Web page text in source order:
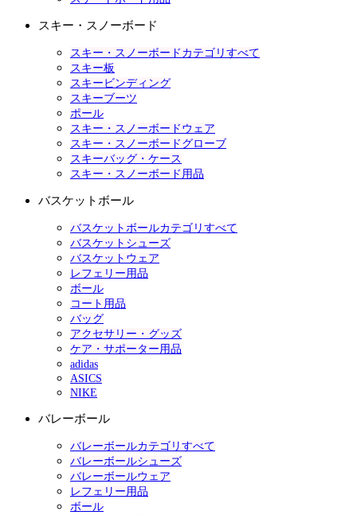
スキー・スノーボード
スキー・スノーボードカテゴリすべて
スキー板
スキービンディング
スキーブーツ
ポール
スキー・スノーボードウェア
スキー・スノーボードグローブ
スキーバッグ・ケース
スキー・スノーボード用品
バスケットボール
バスケットボールカテゴリすべて
バスケットシューズ
バスケットウェア
レフェリー用品
ボール
コート用品
バッグ
アクセサリー・グッズ
ケア・サポーター用品
adidas
ASICS
NIKE
バレーボール
バレーボールカテゴリすべて
バレーボールシューズ
バレーボールウェア
レフェリー用品
ボール